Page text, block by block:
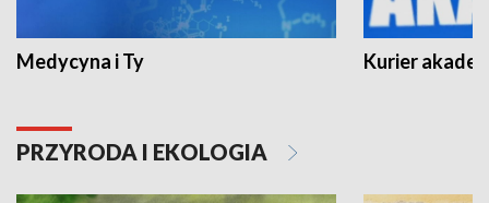
Medycyna i Ty Kurier
PRZYRODA I EKOLOGIA